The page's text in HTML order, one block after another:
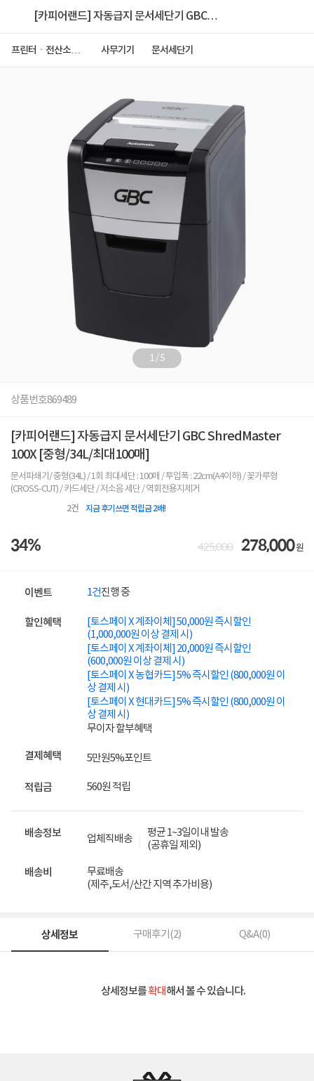
[카피어랜드] 자동급지 문서세단기 GBC
프린터ㆍ전산소모
사무기기 문서세단기
1/5
상품번호869489
[카피어랜드] 자동급지 문서세단기 GBC ShredMaster
100X [중형/34L/최대100매]
문서파쇄기/ 중형(34L) / 1회 최대세단 : 100매 / 투입폭 : 22cm(A4이하) / 꽃가루형
(CROSS-CUT) / 카드세단 / 저소음 세단 / 역회전용지제거
2건 지금 후기쓰면 적립금 2배!
34% 425,000 278,000원
이벤트 1건진행 중
할인혜택
[토스페이 X 계좌이체] 50,000원 즉시할인
(1,000,000원 이상 결제 시)
[토스페이 X 계좌이체] 20,000원 즉시할인
(600,000원 이상 결제 시)
[토스페이 X 농협카드] 5% 즉시할인 (800,000원 이
상 결제 시)
[토스페이 X 현대카드] 5% 즉시할인 (800,000원 이
상 결제 시)
무이자 할부혜택
결제혜택 5만원5%포인트
적립금 560원 적립
배송정보 업체직배송
평균 1~3일이내 발송
(공휴일 제외)
배송비
무료배송
(제주,도서/산간 지역 추가비용)
상세정보 구매후기(2) Q&A(0)
상세정보를확대해서 볼 수 있습니다.